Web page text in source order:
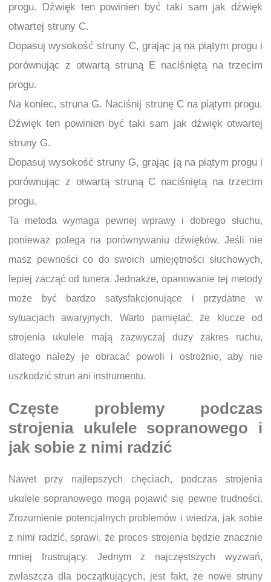
progu. Dźwięk ten powinien być taki sam jak dźwięk
otwartej struny C.
Dopasuj wysokość struny C, grając ją na piątym progu i
porównując z otwartą struną E naciśniętą na trzecim
progu.
Na koniec, struna G. Naciśnij strunę C na piątym progu.
Dźwięk ten powinien być taki sam jak dźwięk otwartej
struny G.
Dopasuj wysokość struny G, grając ją na piątym progu i
porównując z otwartą struną C naciśniętą na trzecim
progu.
Ta metoda wymaga pewnej wprawy i dobrego słuchu,
ponieważ polega na porównywaniu dźwięków. Jeśli nie
masz pewności co do swoich umiejętności słuchowych,
lepiej zacząć od tunera. Jednakże, opanowanie tej metody
może być bardzo satysfakcjonujące i przydatne w
sytuacjach awaryjnych. Warto pamiętać, że klucze od
strojenia ukulele mają zazwyczaj duży zakres ruchu,
dlatego należy je obracać powoli i ostrożnie, aby nie
uszkodzić strun ani instrumentu.
Częste problemy podczas
strojenia ukulele sopranowego i
jak sobie z nimi radzić
Nawet przy najlepszych chęciach, podczas strojenia
ukulele sopranowego mogą pojawić się pewne trudności.
Zrozumienie potencjalnych problemów i wiedza, jak sobie
z nimi radzić, sprawi, że proces strojenia będzie znacznie
mniej frustrujący. Jednym z najczęstszych wyzwań,
zwłaszcza dla początkujących, jest fakt, że nowe struny